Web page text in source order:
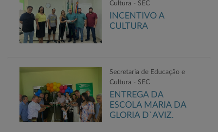
Cultura - SEC
INCENTIVO A
CULTURA
Secretaria de Educação e
Cultura - SEC
ENTREGA DA
ESCOLA MARIA DA
GLORIA D`AVIZ.